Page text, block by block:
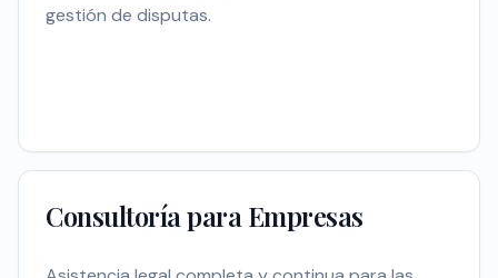
gestión de disputas.
Consultoría para Empresas